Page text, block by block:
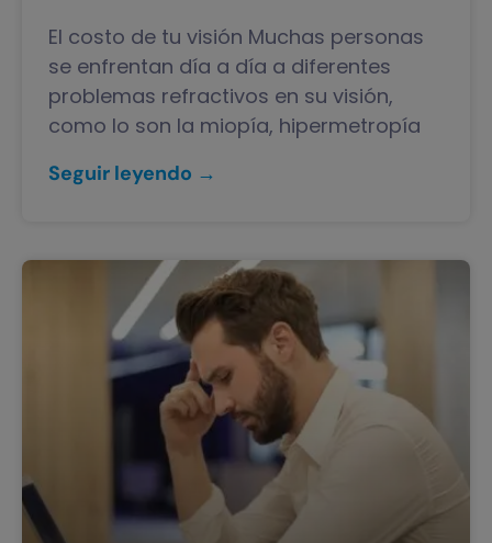
El costo de tu visión Muchas personas
se enfrentan día a día a diferentes
problemas refractivos en su visión,
como lo son la miopía, hipermetropía
Seguir leyendo →